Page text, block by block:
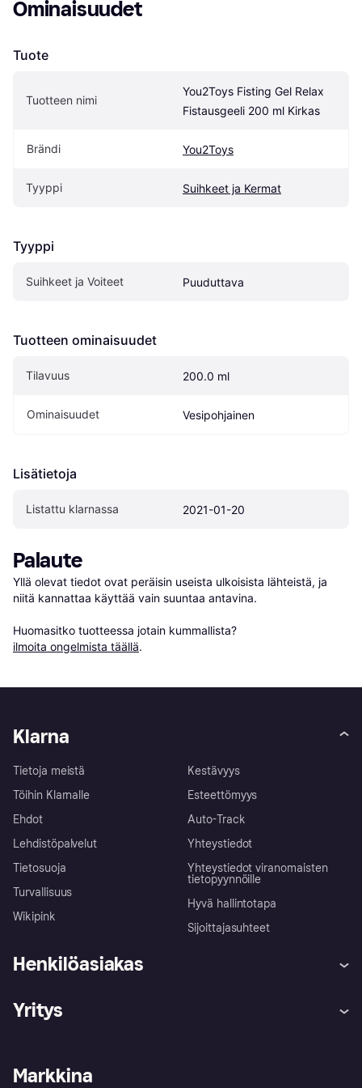
Ominaisuudet
Tuote
Tuotteen nimi
You2Toys Fisting Gel Relax
Fistausgeeli 200 ml Kirkas
Brändi You2Toys
Tyyppi Suihkeet ja Kermat
Tyyppi
Suihkeet ja Voiteet Puuduttava
Tuotteen ominaisuudet
Tilavuus 200.0 ml
Ominaisuudet Vesipohjainen
Lisätietoja
Listattu klarnassa 2021-01-20
Palaute
Yllä olevat tiedot ovat peräisin useista ulkoisista lähteistä, ja
niitä kannattaa käyttää vain suuntaa antavina.
Huomasitko tuotteessa jotain kummallista?
ilmoita ongelmista täällä.
Klarna
Tietoja meistä
Töihin Klarnalle
Ehdot
Lehdistöpalvelut
Tietosuoja
Turvallisuus
Wikipink
Kestävyys
Esteettömyys
Auto-Track
Yhteystiedot
Yhteystiedot viranomaisten
tietopyynnöille
Hyvä hallintotapa
Sijoittajasuhteet
Henkilöasiakas
Kirjaudu sisään
Tutustu kauppoihin
Yritys
Kirjaudu sisään yrityksenä
Markkina